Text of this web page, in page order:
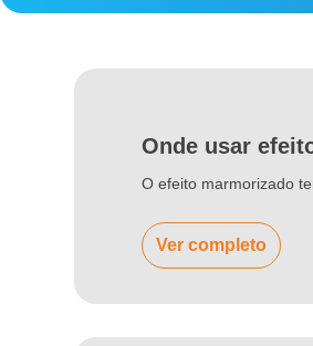
Onde usar
O efeito marmorizado
Ver completo